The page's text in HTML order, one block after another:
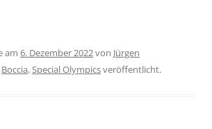
am 6. Dezember 2022von Jürgen
Boccia,Special Olympicsveröffentlicht.